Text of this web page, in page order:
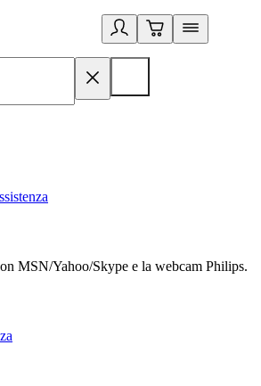
MSN/Yahoo/Skype e la webcam Philips.